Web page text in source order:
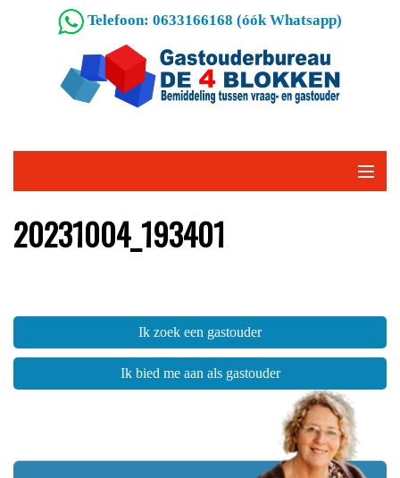
Telefoon: 0633166168 (óók Whatsapp)
20231004_193401
Ik zoek een gastouder
Ik bied me aan als gastouder